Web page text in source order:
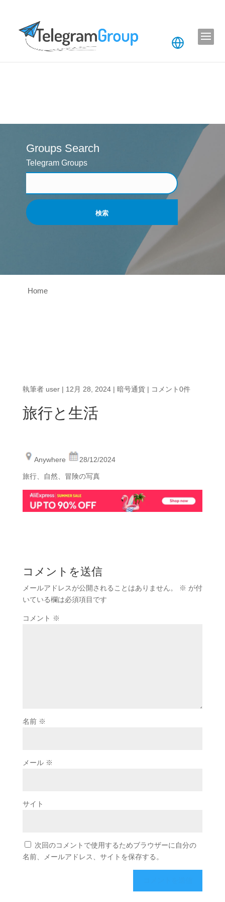
Groups Search
Telegram Groups
Home
執筆者 user| 12月 28, 2024| 暗号通貨| コメント0件
旅行と生活
Anywhere 28/12/2024
旅行、自然、冒険の写真
コメントを送信
メールアドレスが公開されることはありません。 ※ が付
いている欄は必須項目です
コメント ※
名前 ※
メール ※
サイト
次回のコメントで使用するためブラウザーに自分の
名前、メールアドレス、サイトを保存する。